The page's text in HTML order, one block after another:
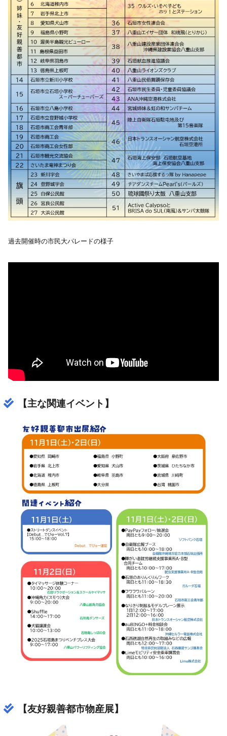
過去開催時の市民大パレードの様子
【主な関連イベント】
【友好親善都市物産展】